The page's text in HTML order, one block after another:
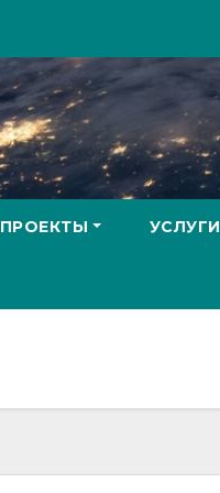
ПРОЕКТЫ УСЛУГИ